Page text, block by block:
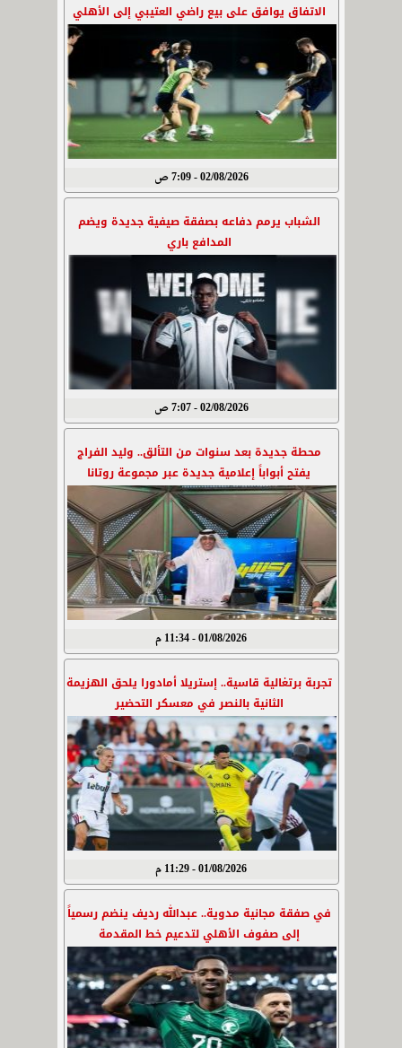
الاتفاق يوافق على بيع راضي العتيبي إلى الأهلي
02/08/2026 - 7:09 ص
الشباب يرمم دفاعه بصفقة صيفية جديدة ويضم
المدافع باري
02/08/2026 - 7:07 ص
محطة جديدة بعد سنوات من التألق.. وليد الفراج
يفتح أبواباً إعلامية جديدة عبر مجموعة روتانا
01/08/2026 - 11:34 م
تجربة برتغالية قاسية.. إستريلا أمادورا يلحق الهزيمة
الثانية بالنصر في معسكر التحضير
01/08/2026 - 11:29 م
في صفقة مجانية مدوية.. عبدالله رديف ينضم رسمياً
إلى صفوف الأهلي لتدعيم خط المقدمة